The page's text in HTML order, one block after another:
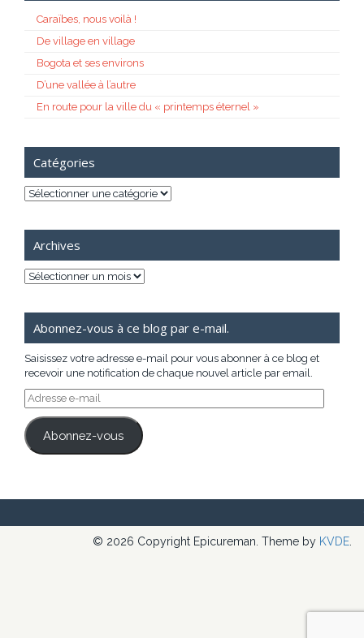
Caraïbes, nous voilà !
De village en village
Bogota et ses environs
D’une vallée à l’autre
En route pour la ville du « printemps éternel »
Catégories
Catégories
Archives
Archives
Abonnez-vous à ce blog par e-mail.
Saisissez votre adresse e-mail pour vous abonner à ce blog et
recevoir une notification de chaque nouvel article par email.
Adresse
e-
mail
Abonnez-vous
© 2026 Copyright Epicureman. Theme by KVDE.